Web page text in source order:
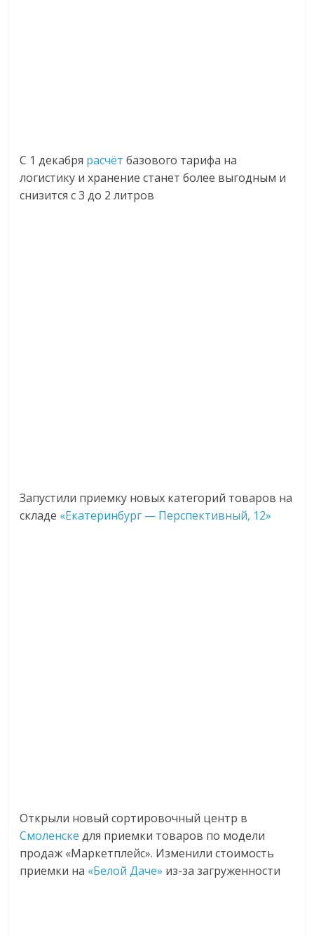
С 1 декабря расчёт базового тарифа на
логистику и хранение станет более выгодным и
снизится с 3 до 2 литров
Запустили приемку новых категорий товаров на
складе «Екатеринбург — Перспективный, 12»
Открыли новый сортировочный центр в
Смоленске для приемки товаров по модели
продаж «Маркетплейс». Изменили стоимость
приемки на «Белой Даче» из-за загруженности